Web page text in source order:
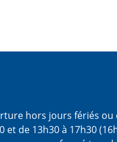
hors jours fériés ou
et de 13h30 à 17h30